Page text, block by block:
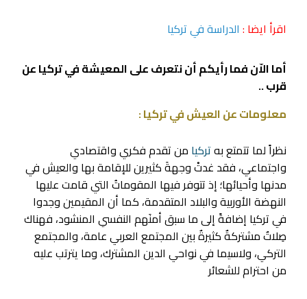
اقرأ ايضا : الدراسة في تركيا
أما الاّن فما رأيكم أن نتعرف على المعيشة في تركيا عن
قرب ..
معلومات عن العيش في تركيا:
نظراً لما تتمتع بهتركيا من تقدم فكري واقتصادي
واجتماعي، فقد غدتْ وجهةَ كثيرين للإقامة بها والعيش في
مدنها وأحيائها؛ إذ تتوفر فيها المقوماتُ التي قامت عليها
النهضة الأوربية والبلاد المتقدمة، كما أن المقيمين وجدوا
في تركيا إضافةً إلى ما سبق أمنَهم النفسي المنشود، فهناك
صِلاتٌ مشتركةٌ كثيرةٌ بين المجتمع العربي عامة، والمجتمع
التركي، ولاسيما في نواحي الدين المشترك، وما يترتب عليه
من احترام للشعائر